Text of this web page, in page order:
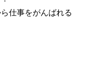
仕事をがんばれる